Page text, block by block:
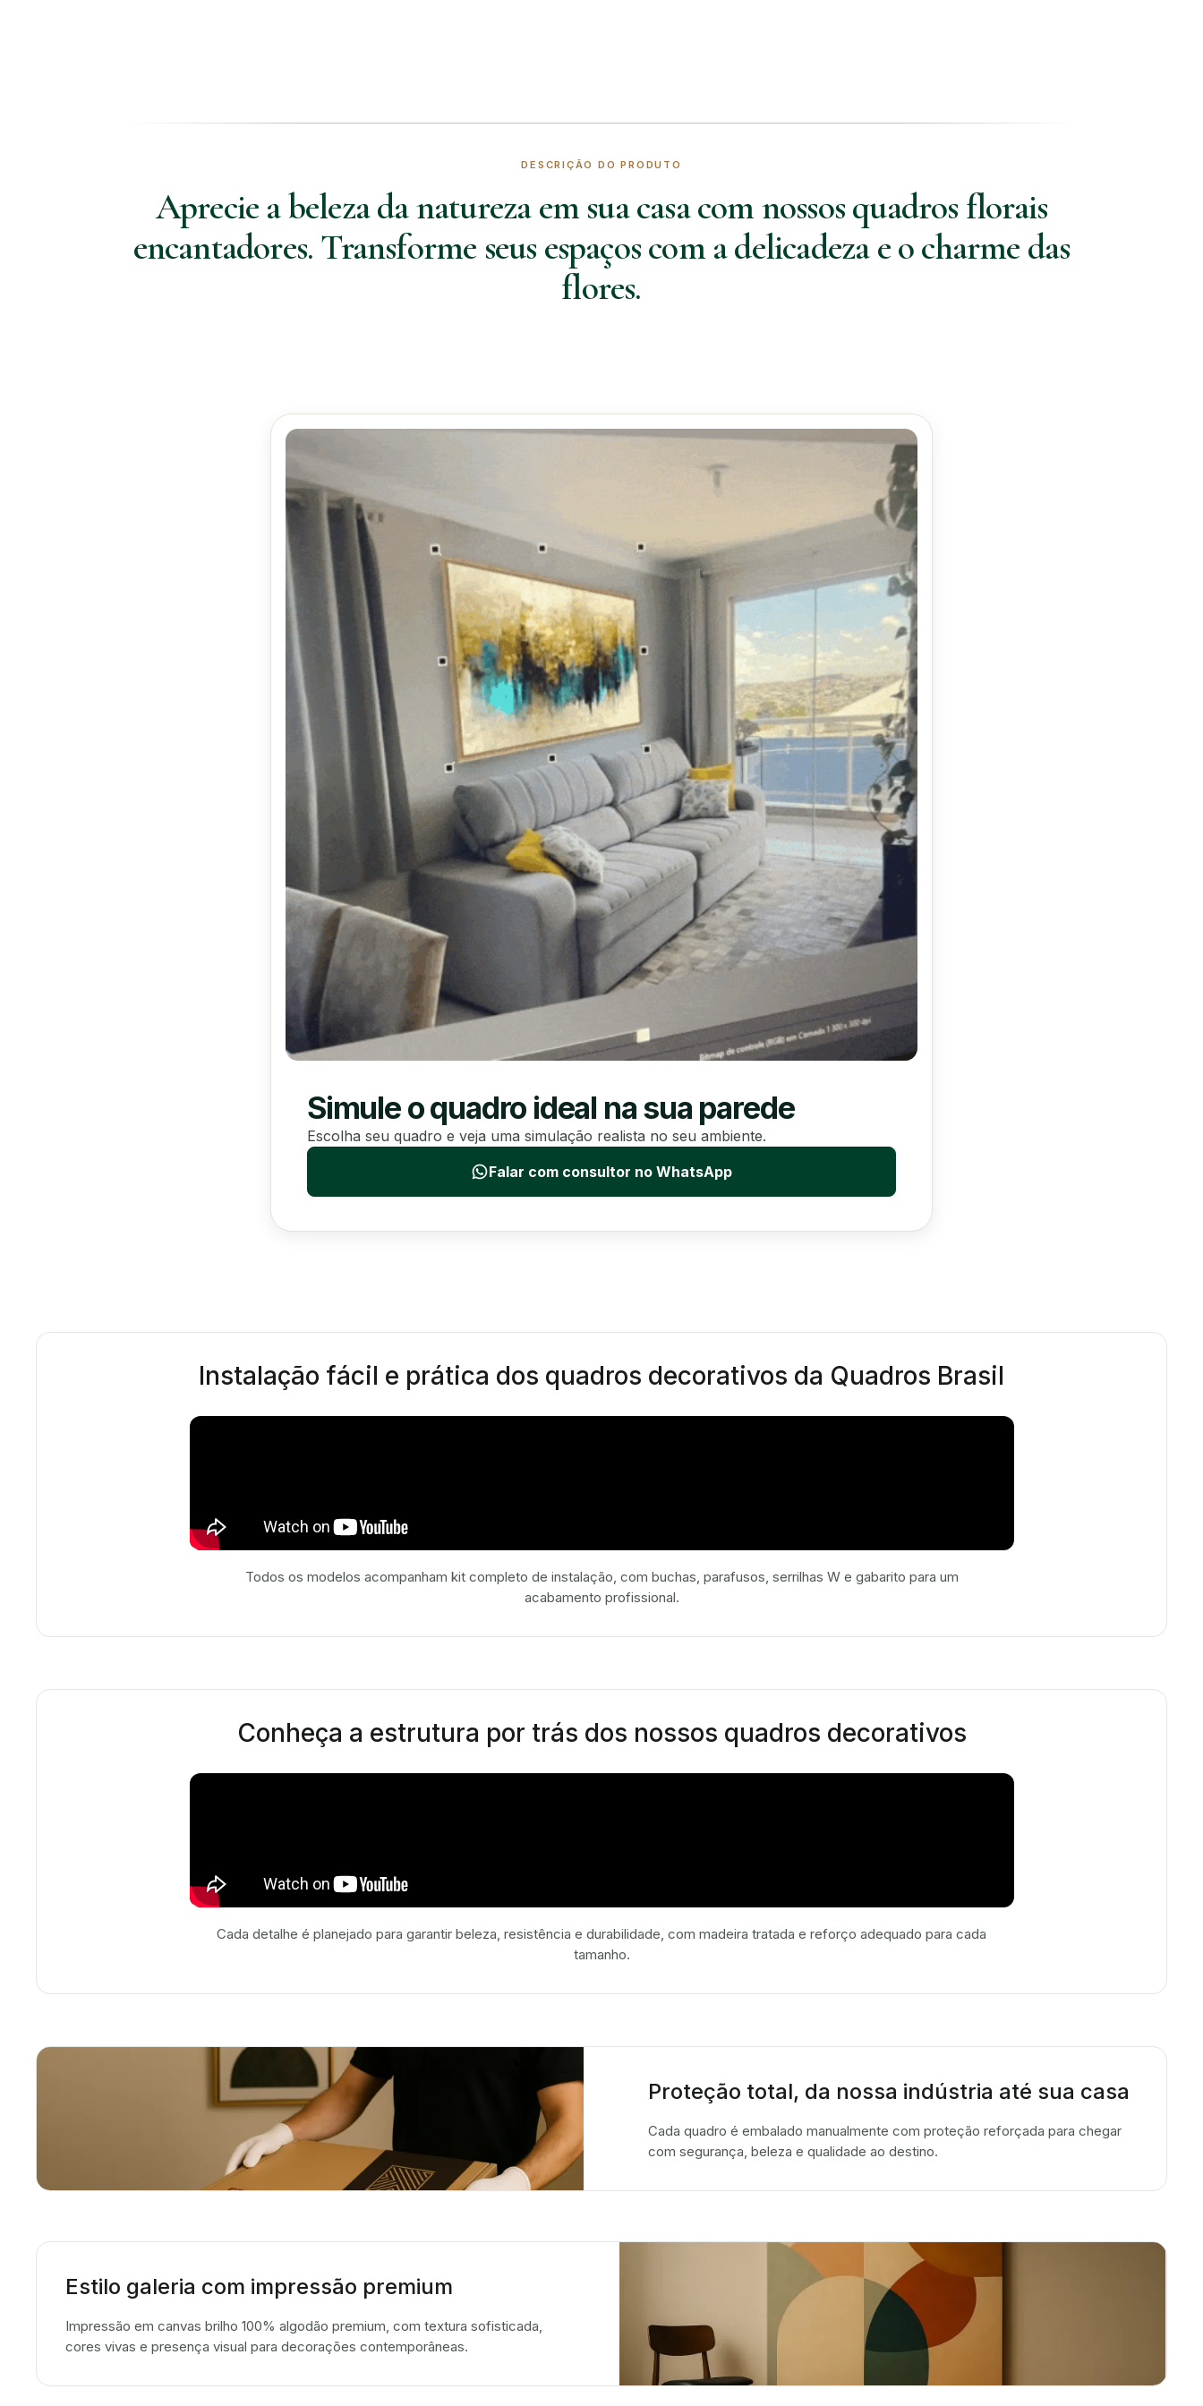
DESCRIÇÃO DO PRODUTO
Aprecie a beleza da natureza em sua casa com nossos quadros florais
encantadores. Transforme seus espaços com a delicadeza e o charme das
flores.
Simule o quadro ideal na sua parede
Escolha seu quadro e veja uma simulação realista no seu ambiente.
Falar com consultor no WhatsApp
Instalação fácil e prática dos quadros decorativos da Quadros Brasil
Todos os modelos acompanham kit completo de instalação, com buchas, parafusos, serrilhas W e gabarito para um
acabamento profissional.
Conheça a estrutura por trás dos nossos quadros decorativos
Cada detalhe é planejado para garantir beleza, resistência e durabilidade, com madeira tratada e reforço adequado para cada
tamanho.
Proteção total, da nossa indústria até sua casa
Cada quadro é embalado manualmente com proteção reforçada para chegar
com segurança, beleza e qualidade ao destino.
Estilo galeria com impressão premium
Impressão em canvas brilho 100% algodão premium, com textura sofisticada,
cores vivas e presença visual para decorações contemporâneas.